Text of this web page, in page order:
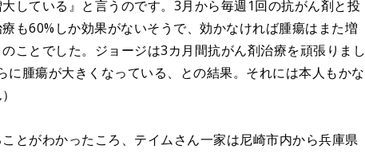
している』と言うのです。3月から毎週1回の抗がん剤と投
も60%しか効果がないそうで、効かなければ腫瘍はまた増
ことでした。ジョージは3カ月間抗がん剤治療を頑張りまし
腫瘍が大きくなっている、との結果。それには本人もかな
とがわかったころ、テイムさん一家は尼崎市内から兵庫県